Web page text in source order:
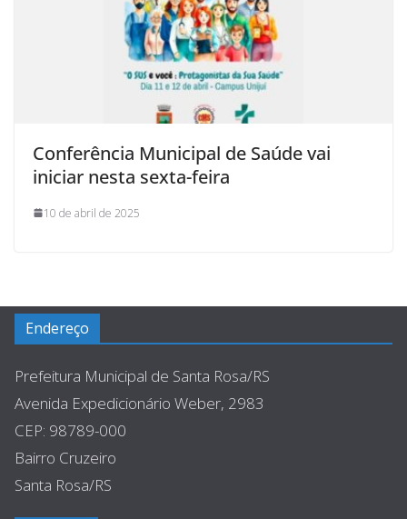
Conferência Municipal de Saúde vai
iniciar nesta sexta-feira
10 de abril de 2025
Endereço
Prefeitura Municipal de Santa Rosa/RS
Avenida Expedicionário Weber, 2983
CEP: 98789-000
Bairro Cruzeiro
Santa Rosa/RS